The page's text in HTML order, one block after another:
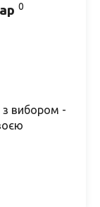
0
вибором -